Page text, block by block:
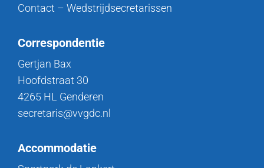
Contact – Wedstrijdsecretarissen
Correspondentie
Gertjan Bax
Hoofdstraat 30
4265 HL Genderen
secretaris@vvgdc.nl
Accommodatie